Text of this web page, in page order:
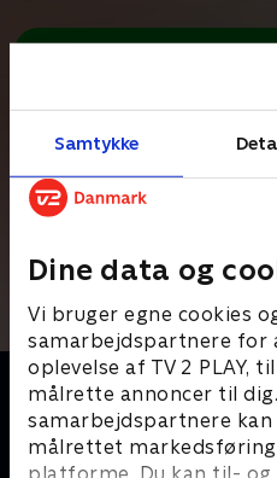
Samtykke
Dine data og
Vi bruger egne cookies
samarbejdspartnere for
oplevelse af TV 2 PLAY,
målrette annoncer til dig.
samarbejdspartnere
målrettet markedsføring
Lige nu uddør dyre- og
taler om biodiversitetskrisen.
*Kræver pakken Basis. Administrer
Andre så også
Bergman - et år, et liv